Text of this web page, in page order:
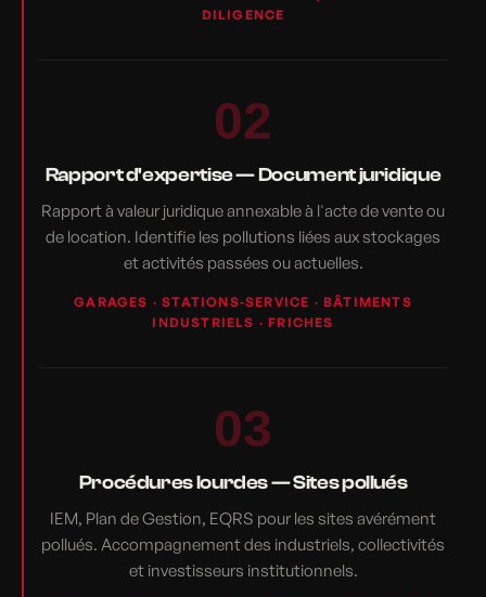
DILIGENCE
02
Rapport d'expertise — Document juridique
Rapport à valeur juridique annexable à l'acte de vente ou
de location. Identifie les pollutions liées aux stockages
et activités passées ou actuelles.
GARAGES · STATIONS-SERVICE · BÂTIMENTS
INDUSTRIELS · FRICHES
03
Procédures lourdes — Sites pollués
IEM, Plan de Gestion, EQRS pour les sites avérément
pollués. Accompagnement des industriels, collectivités
et investisseurs institutionnels.